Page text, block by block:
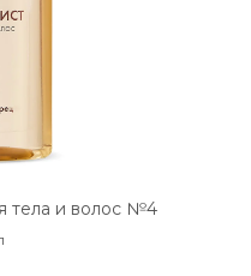
тела и волос №4